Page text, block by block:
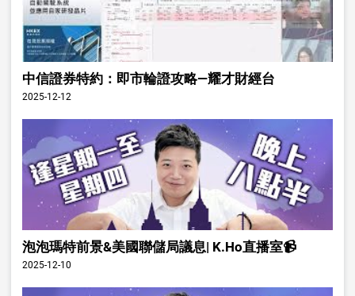
中信證券特約：即市輪證攻略—耀才財經台
2025-12-12
泡泡瑪特前景&美國聯儲局議息| K.Ho直播室📹
2025-12-10